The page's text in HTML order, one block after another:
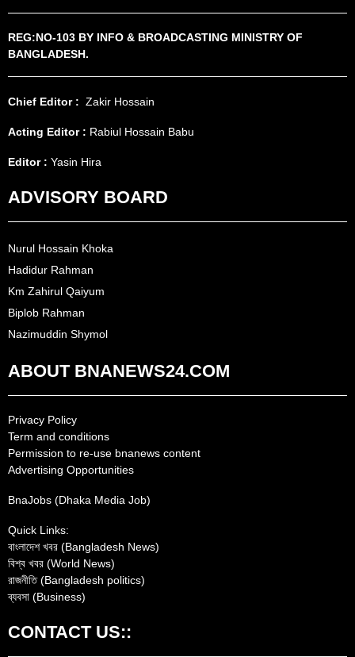
REG:NO-103 BY INFO & BROADCASTING MINISTRY OF
BANGLADESH.
Chief Editor : Zakir Hossain
Acting Editor : Rabiul Hossain Babu
Editor : Yasin Hira
ADVISORY BOARD
Nurul Hossain Khoka
Hadidur Rahman
Km Zahirul Qaiyum
Biplob Rahman
Nazimuddin Shymol
ABOUT BNANEWS24.COM
Privacy Policy
Term and conditions
Permission to re-use bnanews content
Advertising Opportunities
BnaJobs (Dhaka Media Job)
Quick Links:
বাংলাদেশ খবর (Bangladesh News)
বিশ্ব খবর (World News)
রাজনীতি (Bangladesh politics)
ব্যবসা (Business)
CONTACT US::